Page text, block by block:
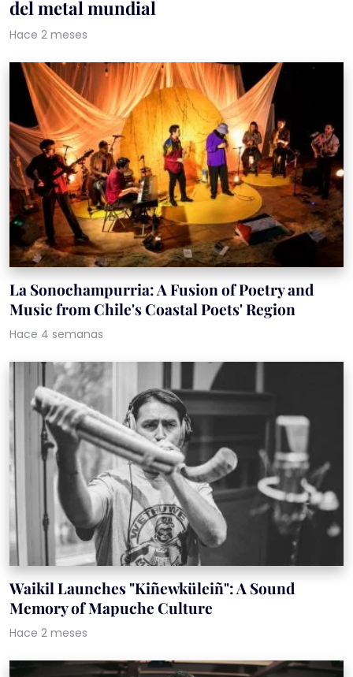
del metal mundial
Hace 2 meses
La Sonochampurria: A Fusion of Poetry and
Music from Chile's Coastal Poets' Region
Hace 4 semanas
Waikil Launches "Kiñewküleiñ": A Sound
Memory of Mapuche Culture
Hace 2 meses